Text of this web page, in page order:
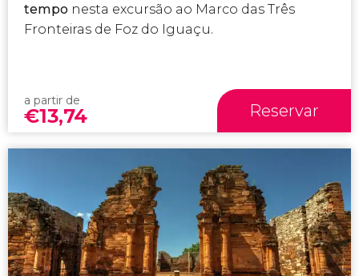
tempo nesta excursão ao Marco das Três
Fronteiras de Foz do Iguaçu.
a partir de
€13,74 Reservar